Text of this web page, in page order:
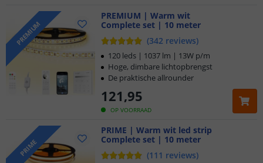
PREMIUM
PREMIUM | Warm wit
Complete set | 10 meter
(342 reviews)
OP VOORRAAD
121,95
120 leds | 1037 lm | 13W p/m
Hoge, dimbare lichtopbrengst
De praktische allrounder
PRIME
PRIME | Warm wit led strip
Complete set | 10 meter
(111 reviews)